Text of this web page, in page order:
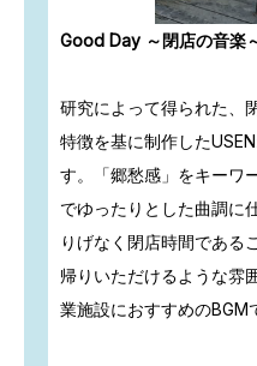
Good Day ～閉店の音楽
研究によって得られた、
特徴を基に制作した
す。「郷愁感」をキーワ
でゆったりとした曲調に
りげなく閉店時間である
帰りいただけるような雰
業施設におすすめのBGM